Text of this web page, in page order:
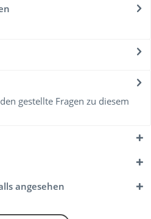
gestellte Fragen zu diesem
angesehen